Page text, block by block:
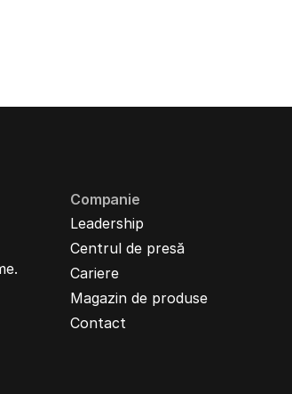
Companie
Leadership
Centrul de presă
Cariere
Magazin de produse
Contact